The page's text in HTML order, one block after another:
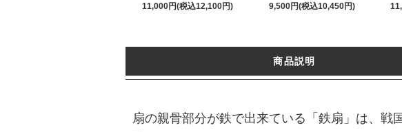
11,000円(税込12,100円)
9,500円(税込10,450円)
商品説明
扇の親骨部分が鉄で出来ている「鉄扇」は、戦